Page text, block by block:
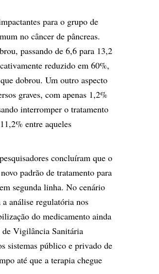
para o grupo de
no câncer de pâncreas.
passando de 6,6 para 13,2
reduzido em 60%,
dobrou. Um outro aspecto
graves, com apenas 1,2%
interromper o tratamento
entre aqueles
concluíram que o
padrão de tratamento para
segunda linha. No cenário
análise regulatória nos
do medicamento ainda
de Vigilância Sanitária
sistemas público e privado de
até que a terapia chegue